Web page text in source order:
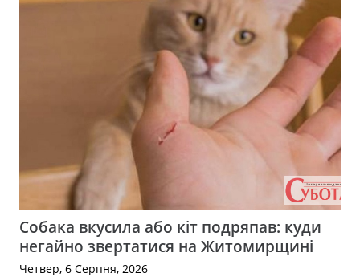
Собака вкусила або кіт подряпав: куди
негайно звертатися на Житомирщині
Четвер, 6 Серпня, 2026